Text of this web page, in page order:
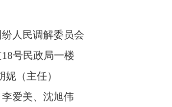
人民调解委员会
18号民政局一楼
妮（主任）
爱美、沈旭伟